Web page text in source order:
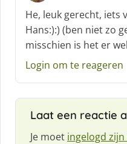
c
h
r
e
e
f
:
He, leuk gerecht,
Hans:):) (ben niet zo
misschien is het er
Login om te reageren
Laat een reactie
Je moet ingelogd zijn